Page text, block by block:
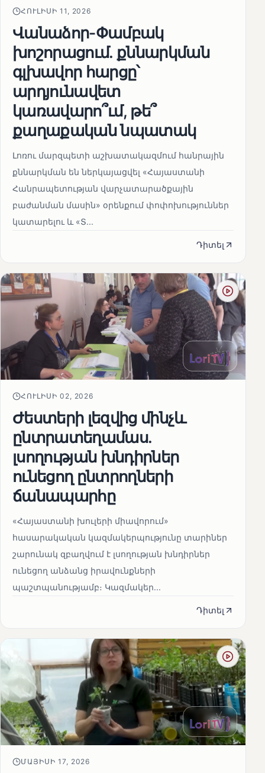
ՀՈՒԼԻՍԻ 11, 2026
Վանաձոր-Փամբակ
խոշորացում. քննարկման
գլխավոր հարցը՝
արդյունավետ
կառավարո՞ւմ, թե՞
քաղաքական նպատակ
Լոռու մարզպետի աշխատակազմում հանրային
քննարկման են ներկայացվել «Հայաստանի
Հանրապետության վարչատարածքային
բաժանման մասին» օրենքում փոփոխություններ
կատարելու և «Տ...
Դիտել
ՀՈՒԼԻՍԻ 02, 2026
Ժեստերի լեզվից մինչև
ընտրատեղամաս.
լսողության խնդիրներ
ունեցող ընտրողների
ճանապարհը
«Հայաստանի խուլերի միավորում»
հասարակական կազմակերպությունը տարիներ
շարունակ զբաղվում է լսողության խնդիրներ
ունեցող անձանց իրավունքների
պաշտպանությամբ։ Կազմակեր...
Դիտել
ՄԱՅԻՍԻ 17, 2026